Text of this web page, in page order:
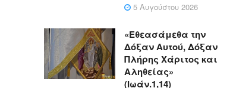
5 Αυγούστου 2026
«Εθεασάμεθα την
Δόξαν Αυτού, Δόξαν
Πλήρης Χάριτος και
Αληθείας»
(Ιωάν.1,14)